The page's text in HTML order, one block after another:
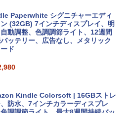
2026 MacBook Air M5チップ搭載
ンチノートブック：AIとApple Intell
、13.6インチLiquid Retinaディ
イ、24GBユニファイドメモリ、1
Touch ID - ミッドナイト + 3年延長
永続版)|オンラインコード版|Wind
、10/mac対応|PC2台
ギフトカード - 1000 Robux 【限
コード版
出版にも！ 非エンジニアのた
コーディング入門シリーズ
ハイパー・カタログ: 本体ハ
Paperwhite シグニチャーエディ
(32GB) 7インチディスプレイ、明
動調整、色調調節ライト、12週間
ッテリー、広告なし、メタリック
ド
Kindle Colorsoft | 16GBストレ
防水、7インチカラーディスプレ